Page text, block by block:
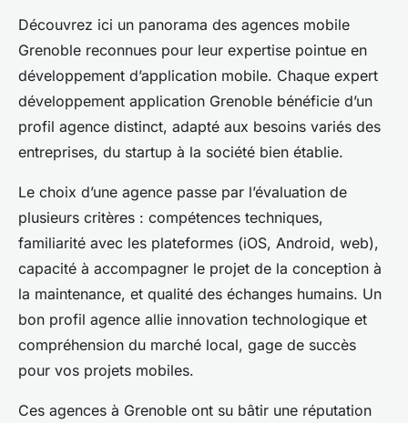
Découvrez ici un panorama des agences mobile
Grenoble reconnues pour leur expertise pointue en
développement d’application mobile. Chaque expert
développement application Grenoble bénéficie d’un
profil agence distinct, adapté aux besoins variés des
entreprises, du startup à la société bien établie.
Le choix d’une agence passe par l’évaluation de
plusieurs critères : compétences techniques,
familiarité avec les plateformes (iOS, Android, web),
capacité à accompagner le projet de la conception à
la maintenance, et qualité des échanges humains. Un
bon profil agence allie innovation technologique et
compréhension du marché local, gage de succès
pour vos projets mobiles.
Ces agences à Grenoble ont su bâtir une réputation